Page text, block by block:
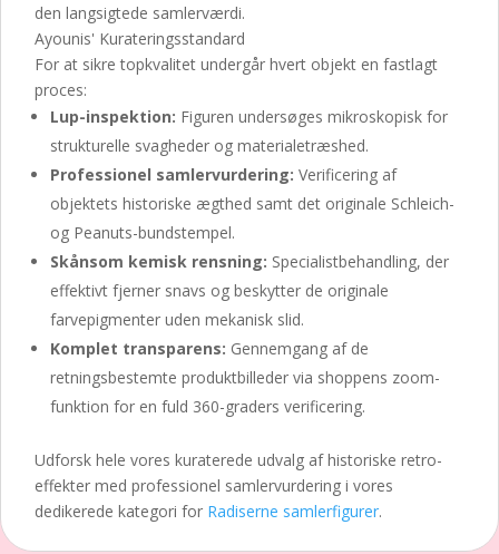
den langsigtede samlerværdi.
Ayounis' Kurateringsstandard
For at sikre topkvalitet undergår hvert objekt en fastlagt
proces:
Lup-inspektion: Figuren undersøges mikroskopisk for
strukturelle svagheder og materialetræshed.
Professionel samlervurdering: Verificering af
objektets historiske ægthed samt det originale Schleich-
og Peanuts-bundstempel.
Skånsom kemisk rensning: Specialistbehandling, der
effektivt fjerner snavs og beskytter de originale
farvepigmenter uden mekanisk slid.
Komplet transparens: Gennemgang af de
retningsbestemte produktbilleder via shoppens zoom-
funktion for en fuld 360-graders verificering.
Udforsk hele vores kuraterede udvalg af historiske retro-
effekter med professionel samlervurdering i vores
dedikerede kategori for Radiserne samlerfigurer.